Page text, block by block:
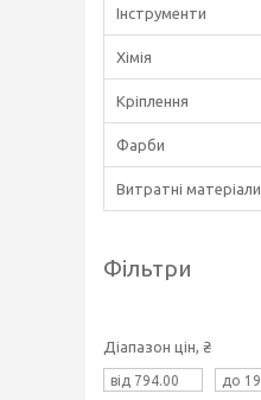
Інструменти
Хімія
Кріплення
Фарби
Витратні матеріали
Фільтри
Діапазон цін, ₴